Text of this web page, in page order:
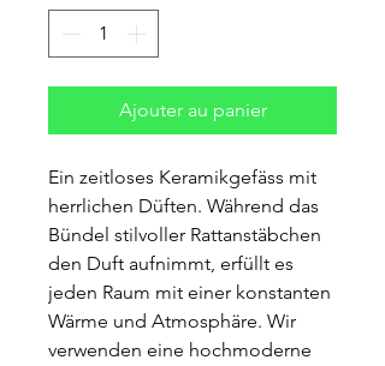
Ajouter au panier
Ein zeitloses Keramikgefäss mit
herrlichen Düften. Während das
Bündel stilvoller Rattanstäbchen
den Duft aufnimmt, erfüllt es
jeden Raum mit einer konstanten
Wärme und Atmosphäre. Wir
verwenden eine hochmoderne